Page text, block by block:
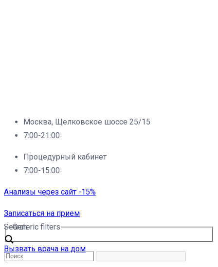
Москва, Щелковское шоссе 25/15
7:00-21:00
Процедурный кабинет
7:00-15:00
Анализы через сайт -15%
Записаться на прием
Search
Generic filters
Вызвать врача на дом